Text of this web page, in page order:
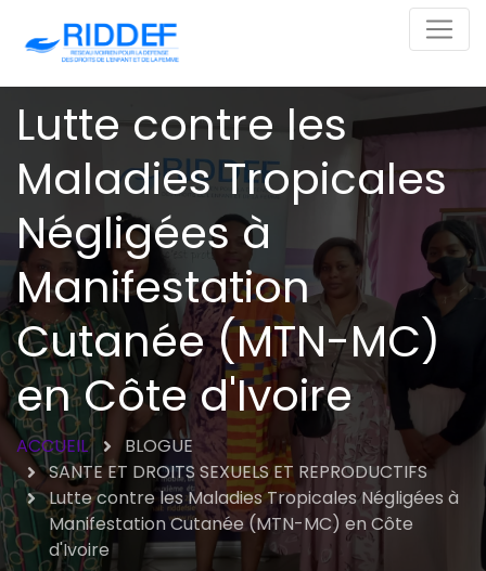
Lutte contre les
Maladies Tropicales
Négligées à
Manifestation
Cutanée (MTN-MC)
en Côte d'Ivoire
ACCUEIL
BLOGUE
SANTE ET DROITS SEXUELS ET REPRODUCTIFS
Lutte contre les Maladies Tropicales Négligées à
Manifestation Cutanée (MTN-MC) en Côte
d'Ivoire